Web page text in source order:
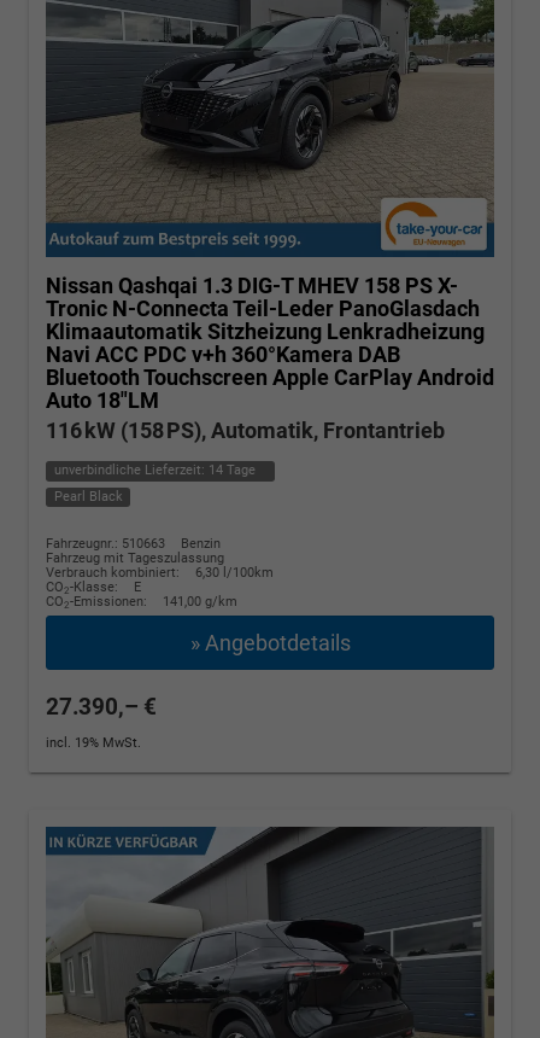
Nissan Qashqai 1.3 DIG-T MHEV 158 PS X-
Tronic N-Connecta Teil-Leder PanoGlasdach
Klimaautomatik Sitzheizung Lenkradheizung
Navi ACC PDC v+h 360°Kamera DAB
Bluetooth Touchscreen Apple CarPlay Android
Auto 18"LM
116 kW (158 PS), Automatik, Frontantrieb
unverbindliche Lieferzeit: 14 Tage
Pearl Black
Fahrzeugnr.: 510663
Benzin
Fahrzeug mit Tageszulassung
Verbrauch kombiniert:
6,30 l/100km
CO2-Klasse:
E
CO2-Emissionen: 141,00 g/km
» Angebotdetails
27.390,– €
incl. 19% MwSt.